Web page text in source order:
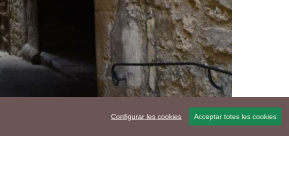
Configurar les cookies Acceptar totes les cookies